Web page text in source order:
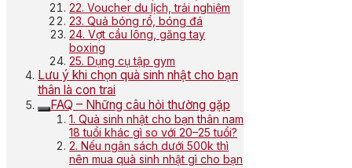
22. Voucher du lịch, trải nghiệm
23. Quả bóng rổ, bóng đá
24. Vợt cầu lông, găng tay
boxing
25. Dụng cụ tập gym
Lưu ý khi chọn quà sinh nhật cho bạn
thân là con trai
FAQ – Những câu hỏi thường gặp
1. Quà sinh nhật cho bạn thân nam
18 tuổi khác gì so với 20–25 tuổi?
2. Nếu ngân sách dưới 500k thì
nên mua quà sinh nhật gì cho bạn